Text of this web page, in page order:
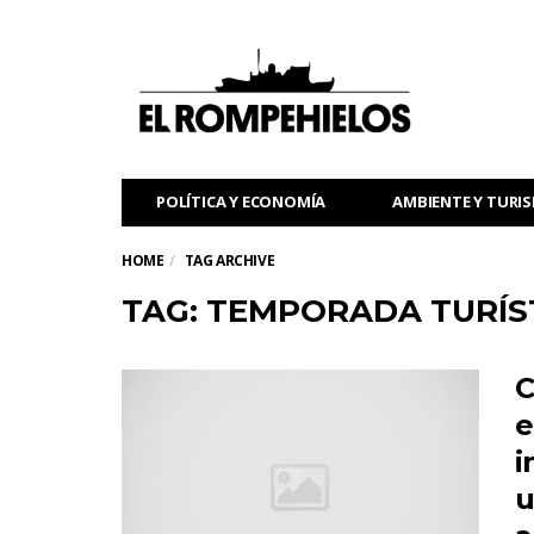
POLÍTICA Y ECONOMÍA AMBIENTE Y
HOME TAG ARCHIVE
TAG: TEMPORADA